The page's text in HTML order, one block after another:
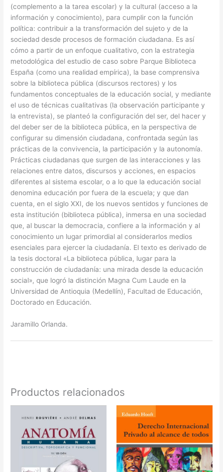
(complemento a la tarea escolar) y la cultural (acceso a la
información y conocimiento), para cumplir con la función
política: contribuir a la transformación del sujeto y de la
sociedad desde procesos de formación ciudadana. Es así
cómo a partir de un enfoque cualitativo, con la estrategia
metodológica del estudio de caso sobre Parque Biblioteca
España (como una realidad empírica), la base comprensiva
sobre la biblioteca pública (discursos rectores) y los
fundamentos conceptuales de la educación social, y mediante
el uso de técnicas cualitativas (la observación participante y
la entrevista), se planteó la configuración del ser, del hacer y
del deber ser de la biblioteca pública, en la perspectiva de
configurar su dimensión ciudadana, confrontada según las
prácticas de la convivencia, la participación y la autonomía.
Prácticas ciudadanas que surgen de las interacciones y las
relaciones entre datos, discursos y acciones, en espacios
diferentes al sistema escolar, o a lo que la educación social
denomina educación por fuera de la escuela; y que dan
cuenta, en el siglo XXI, de los nuevos sentidos y funciones de
esta institución (biblioteca pública), inmersa en una sociedad
que, al buscar la democracia, confiere a la información y al
conocimiento un lugar primordial al considerarlos medios
esenciales para ejercer la ciudadanía. El texto es derivado de
la tesis doctoral «La biblioteca pública, lugar para la
construcción de ciudadanía: una mirada desde la educación
social», que logró la distinción Magna Cum Laude en la
Universidad de Antioquia (Medellín), Facultad de Educación,
Doctorado en Educación.
Jaramillo Orlanda.
Productos relacionados